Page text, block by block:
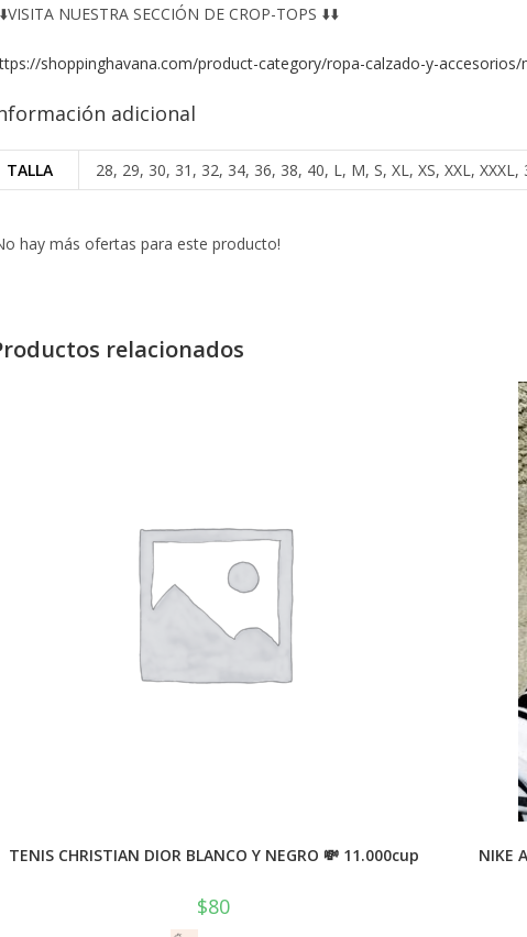
NUESTRA SECCIÓN DE CROP-TOPS ⬇️⬇️
shoppinghavana.com/product-category/ropa-calzado-y-
adicional
TALLA 28, 29, 30, 31, 32, 34, 36, 38, 40, L, M, S, XL, XS, XXL,
hay más ofertas para este producto!
relacionados
TENIS CHRISTIAN DIOR BLANCO Y NEGRO 💸 11.000cup
$80
NIKE